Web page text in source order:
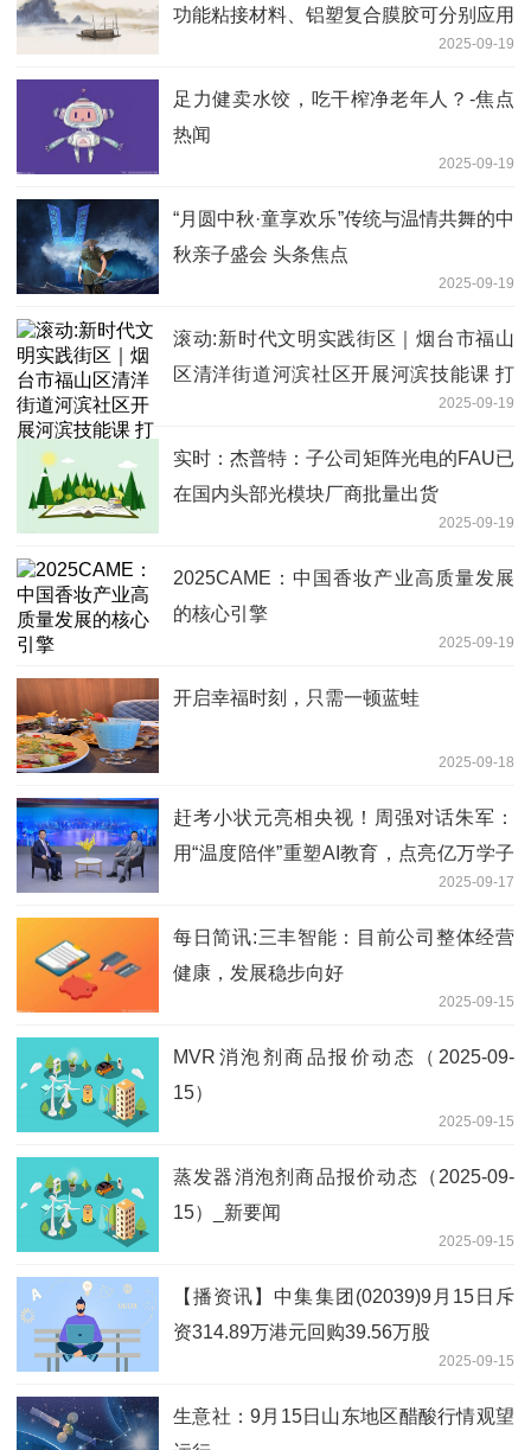
功能粘接材料、铝塑复合膜胶可分别应用
于固态锂电池中硅基负极极片、铝塑膜的
复合粘接
2025-09-19
足力健卖水饺，吃干榨净老年人？-焦点
热闻
2025-09-19
“月圆中秋·童享欢乐”传统与温情共舞的中
秋亲子盛会 头条焦点
2025-09-19
滚动:新时代文明实践街区｜烟台市福山
区清洋街道河滨社区开展河滨技能课 打
2025-09-19
实时：杰普特：子公司矩阵光电的FAU已
在国内头部光模块厂商批量出货
2025-09-19
2025CAME：中国香妆产业高质量发展
的核心引擎
2025-09-19
开启幸福时刻，只需一顿蓝蛙
2025-09-18
赶考小状元亮相央视！周强对话朱军：
用“温度陪伴”重塑AI教育，点亮亿万学子
2025-09-17
每日简讯:三丰智能：目前公司整体经营
健康，发展稳步向好
2025-09-15
MVR消泡剂商品报价动态（2025-09-
15）
2025-09-15
蒸发器消泡剂商品报价动态（2025-09-
15）_新要闻
2025-09-15
【播资讯】中集集团(02039)9月15日斥
资314.89万港元回购39.56万股
2025-09-15
生意社：9月15日山东地区醋酸行情观望